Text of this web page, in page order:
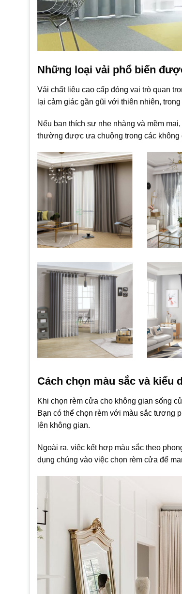
Những loại vải phổ biến
Vải chất liệu cao cấp đóng vai trò quan
lại cảm giác gần gũi với thiên nhiên,
Nếu bạn thích sự nhẹ nhàng và mềm
thường được ưa chuộng trong các không
Cách chọn màu sắc và kiểu
Khi chọn rèm cửa cho không gian sống
Bạn có thể chọn rèm với màu sắc tương
lên không gian.
Ngoài ra, việc kết hợp màu sắc theo
dụng chúng vào việc chọn rèm cửa để